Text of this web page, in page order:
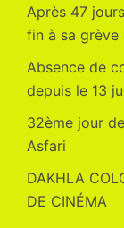
Après 47
fin à sa grève
Absence de
depuis le 13
32ème jour
Asfari
DAKHLA
DE CINÉMA